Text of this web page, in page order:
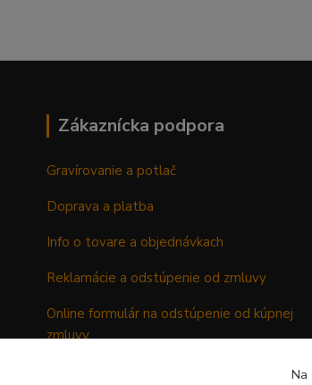
Zákaznícka podpora
Gravírovanie a potlač
Doprava a platba
Info o tovare a objednávkach
Reklamácie a odstúpenie od zmluvy
Online formulár na odstúpenie od kúpnej
zmluvy
Na